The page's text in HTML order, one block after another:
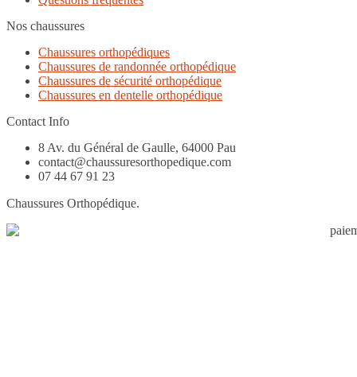
Nos chaussures
Chaussures orthopédiques
Chaussures de randonnée orthopédique
Chaussures de sécurité orthopédique
Chaussures en dentelle orthopédique
Contact Info
8 Av. du Général de Gaulle, 64000 Pau
contact@chaussuresorthopedique.com
07 44 67 91 23
Chaussures Orthopédique.